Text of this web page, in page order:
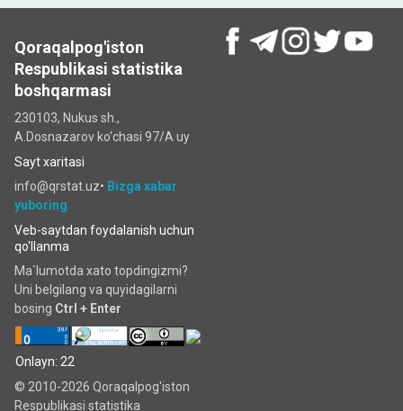
Qoraqalpog'iston
Respublikasi statistika
boshqarmasi
230103, Nukus sh.,
A.Dosnazarov ko‘chаsi 97/A uy
Sayt xaritasi
info@qrstat.uz• Bizga xabar
yuboring
Veb-saytdan foydalanish uchun
qo'llanma
Ma`lumotda xato topdingizmi?
Uni belgilang va quyidagilarni
bosing Ctrl + Enter
Onlayn: 22
© 2010-2026 Qoraqalpog'iston
Respublikasi statistika